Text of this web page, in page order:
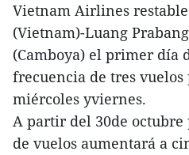
Vietnam Airlines
(Vietnam)-Luang
(Camboya) el primer día
frecuencia de tres vuelos
miércoles yviernes.
A partir del 30de
de vuelos aumentará a